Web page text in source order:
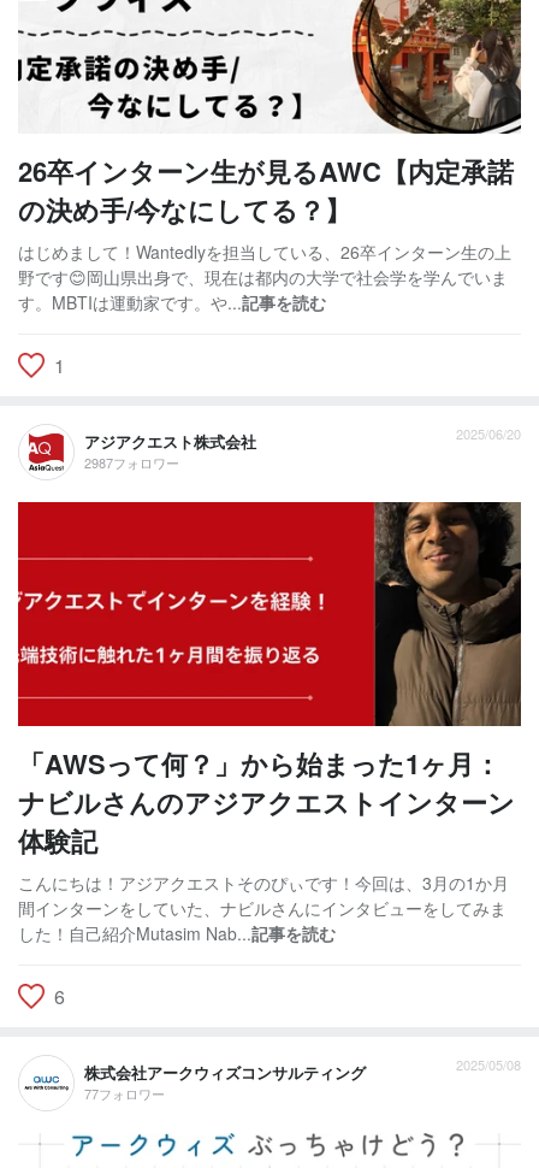
26卒インターン生が見るAWC【内定承諾
の決め手/今なにしてる？】
はじめまして！Wantedlyを担当している、26卒インターン生の上
野です😊岡山県出身で、現在は都内の大学で社会学を学んでいま
す。MBTIは運動家です。や...記事を読む
1
アジアクエスト株式会社
2987フォロワー
2025/06/20
「AWSって何？」から始まった1ヶ月：
ナビルさんのアジアクエストインターン
体験記
こんにちは！アジアクエストそのぴぃです！今回は、3月の1か月
間インターンをしていた、ナビルさんにインタビューをしてみま
した！自己紹介Mutasim Nab...記事を読む
6
株式会社アークウィズコンサルティング
77フォロワー
2025/05/08